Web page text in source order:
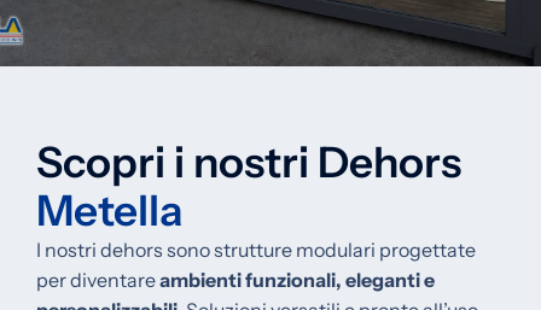
Scopri i nostri Dehors
Metella
I nostri dehors sono strutture modulari progettate
per diventareambienti funzionali, eleganti e